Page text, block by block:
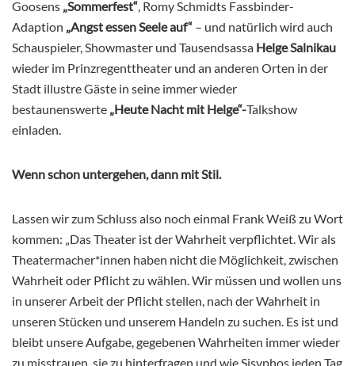
Goosens „Sommerfest“ , Romy Schmidts Fassbinder-
Adaption „Angst essen Seele auf“ – und natürlich wird auch
Schauspieler, Showmaster und Tausendsassa Helge Salnikau
wieder im Prinzregenttheater und an anderen Orten in der
Stadt illustre Gäste in seine immer wieder
bestaunenswerte „Heute Nacht mit Helge“-Talkshow
einladen.
Wenn schon untergehen, dann mit Stil.
Lassen wir zum Schluss also noch einmal Frank Weiß zu Wort
kommen: „Das Theater ist der Wahrheit verpflichtet. Wir als
Theatermacher*innen haben nicht die Möglichkeit, zwischen
Wahrheit oder Pflicht zu wählen. Wir müssen und wollen uns
in unserer Arbeit der Pflicht stellen, nach der Wahrheit in
unseren Stücken und unserem Handeln zu suchen. Es ist und
bleibt unsere Aufgabe, gegebenen Wahrheiten immer wieder
zu misstrauen, sie zu hinterfragen und wie Sisyphos jeden Tag